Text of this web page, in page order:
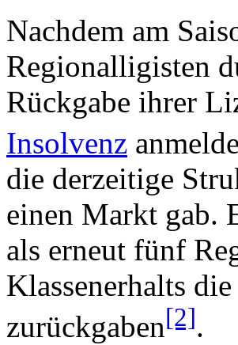
Nachdem am
Regionalligisten
Rückgabe ihrer
Insolvenz
die derzeitige
einen Markt gab.
als erneut fünf
Klassenerhalts
zurückgaben[2].